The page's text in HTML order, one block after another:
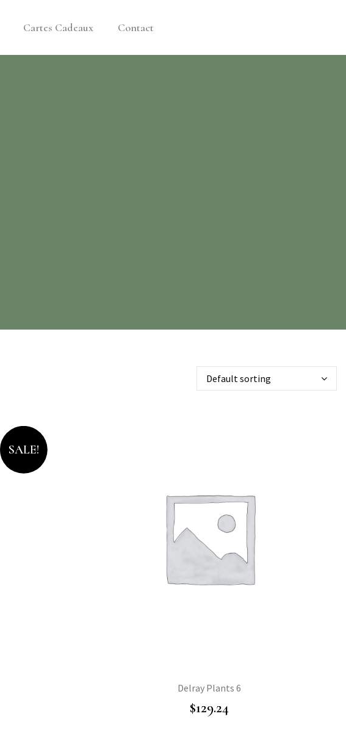
Cartes Cadeaux Contact
Default sorting
SALE!
Delray Plants 6
$129.24